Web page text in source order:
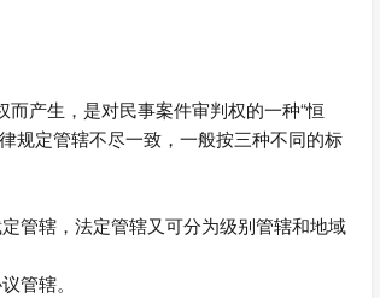
产生，是对民事案件审判权的一种“恒
规定管辖不尽一致，一般按三种不同的标
管辖，法定管辖又可分为级别管辖和地域
管辖。